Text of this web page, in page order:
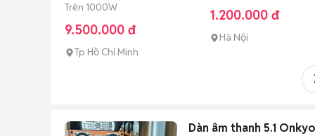
Trên 1000W
9.500.000 đ
Tp Hồ Chí Minh
1.200.000 đ
Hà Nội
Dàn âm thanh 5.1